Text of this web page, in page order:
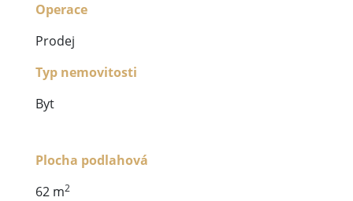
Operace
Prodej
Typ nemovitosti
Byt
Plocha podlahová
62 m2